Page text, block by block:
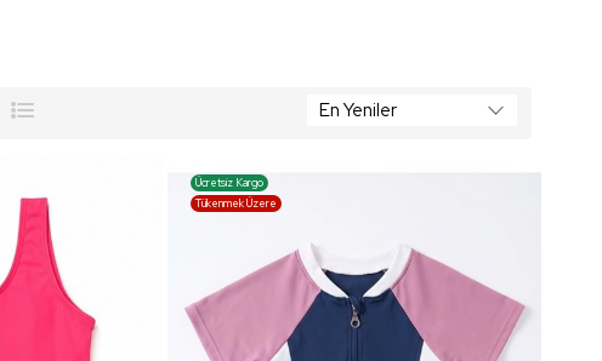
Ücretsiz Kargo
Tükenmek Üzere